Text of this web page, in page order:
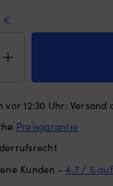
€
vor 12:30 Uhr:
Preisgarantie
Kunden -4.7 / 5